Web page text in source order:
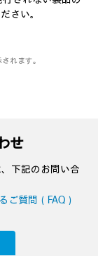
さい。
れます。
せ
下記のお問い合
ご質問（FAQ）